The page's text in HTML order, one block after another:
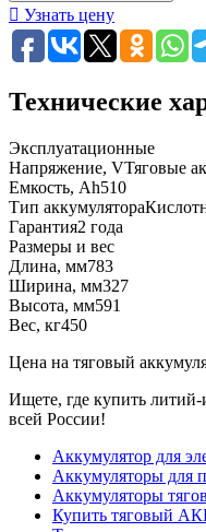
Узнать цену
Технические
Эксплуатационные
Напряжение, VТяговые
Емкость, Ah510
Тип аккумулятора
Гарантия2 года
Размеры и вес
Длина, мм783
Ширина, мм327
Высота, мм591
Вес, кг450
Цена на тяговый
Ищете, где купить
всей России!
Аккумулятор для
Аккумуляторы для
Аккумуляторы
Купить тяговый